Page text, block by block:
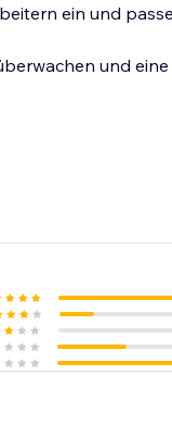
ein und
und eine